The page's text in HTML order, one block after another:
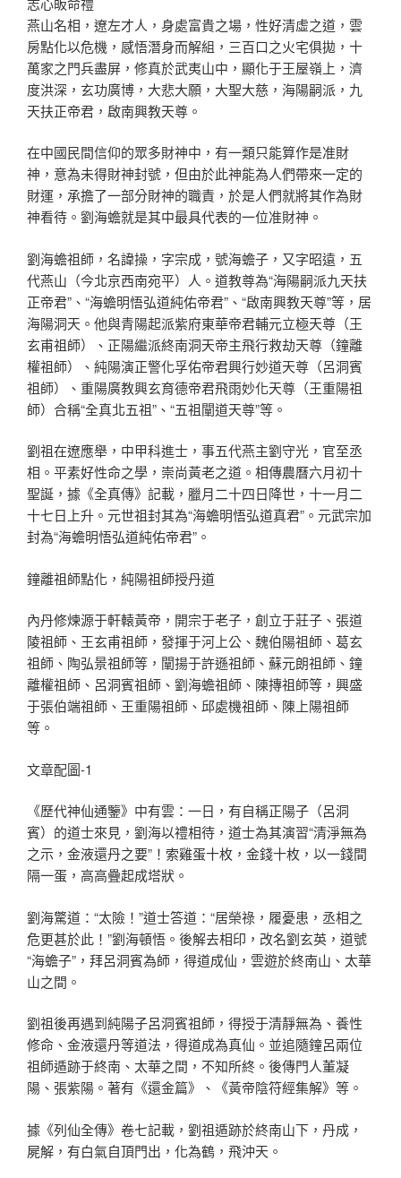
燕山名相，遼左才人，身處富貴之場，性好清虛之道，雲
房點化以危機，感悟潛身而解組，三百口之火宅俱拋，十
萬家之門兵盡屏，修真於武夷山中，顯化于王屋嶺上，濟
度洪深，玄功廣博，大悲大願，大聖大慈，海陽嗣派，九
天扶正帝君，啟南興教天尊。
在中國民間信仰的眾多財神中，有一類只能算作是准財
神，意為未得財神封號，但由於此神能為人們帶來一定的
財運，承擔了一部分財神的職責，於是人們就將其作為財
神看待。劉海蟾就是其中最具代表的一位准財神。
劉海蟾祖師，名諱操，字宗成，號海蟾子，又字昭遠，五
代燕山（今北京西南宛平）人。道教尊為“海陽嗣派九天扶
正帝君”、“海蟾明悟弘道純佑帝君”、“啟南興教天尊”等，居
海陽洞天。他與青陽起派紫府東華帝君輔元立極天尊（王
玄甫祖師）、正陽繼派終南洞天帝主飛行救劫天尊（鐘離
權祖師）、純陽演正警化孚佑帝君興行妙道天尊（呂洞賓
祖師）、重陽廣教興玄育德帝君飛雨妙化天尊（王重陽祖
師）合稱“全真北五祖”、“五祖闡道天尊”等。
劉祖在遼應舉，中甲科進士，事五代燕主劉守光，官至丞
相。平素好性命之學，崇尚黃老之道。相傳農曆六月初十
聖誕，據《全真傳》記載，臘月二十四日降世，十一月二
十七日上升。元世祖封其為“海蟾明悟弘道真君”。元武宗加
封為“海蟾明悟弘道純佑帝君”。
鐘離祖師點化，純陽祖師授丹道
內丹修煉源于軒轅黃帝，開宗于老子，創立于莊子、張道
陵祖師、王玄甫祖師，發揮于河上公、魏伯陽祖師、葛玄
祖師、陶弘景祖師等，闡揚于許遜祖師、蘇元朗祖師、鐘
離權祖師、呂洞賓祖師、劉海蟾祖師、陳摶祖師等，興盛
于張伯端祖師、王重陽祖師、邱處機祖師、陳上陽祖師
等。
文章配圖-1
《歷代神仙通鑒》中有雲：一日，有自稱正陽子（呂洞
賓）的道士來見，劉海以禮相待，道士為其演習“清淨無為
之示，金液還丹之要”！索雞蛋十枚，金錢十枚，以一錢間
隔一蛋，高高疊起成塔狀。
劉海驚道：“太險！”道士答道：“居榮祿，履憂患，丞相之
危更甚於此！”劉海頓悟。後解去相印，改名劉玄英，道號
“海蟾子”，拜呂洞賓為師，得道成仙，雲遊於終南山、太華
山之間。
劉祖後再遇到純陽子呂洞賓祖師，得授于清靜無為、養性
修命、金液還丹等道法，得道成為真仙。並追隨鐘呂兩位
祖師遁跡于終南、太華之間，不知所終。後傳門人董凝
陽、張紫陽。著有《還金篇》、《黃帝陰符經集解》等。
據《列仙全傳》卷七記載，劉祖遁跡於終南山下，丹成，
屍解，有白氣自頂門出，化為鶴，飛沖天。